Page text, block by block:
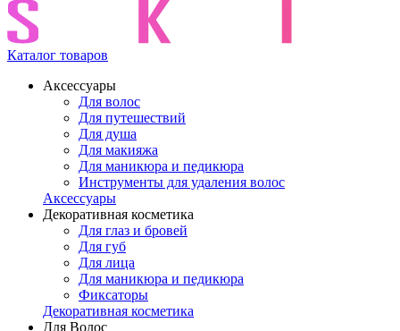
Каталог товаров
Аксессуары
Для волос
Для путешествий
Для душа
Для макияжа
Для маникюра и педикюра
Инструменты для удаления волос
Аксессуары
Декоративная косметика
Для глаз и бровей
Для губ
Для лица
Для маникюра и педикюра
Фиксаторы
Декоративная косметика
Для Волос